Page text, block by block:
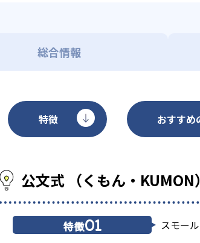
総合情報
特徴 おすすめ
公文式 （くもん・
特徴01 スモー